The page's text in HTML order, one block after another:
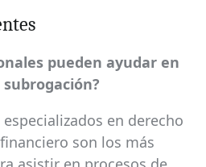
pueden ayudar en
en derecho
son los más